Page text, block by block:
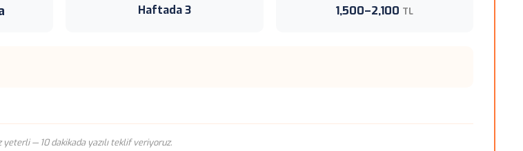
Haftada 3 1,500–2,100 TL
— 10 dakikada yazılı teklif veriyoruz.